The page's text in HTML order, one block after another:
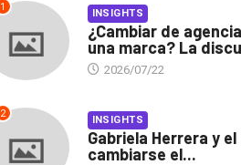
1 INSIGHTS
¿Cambiar de
una marca? La
2026/07/22
2 INSIGHTS
Gabriela Herrera y
cambiarse el...